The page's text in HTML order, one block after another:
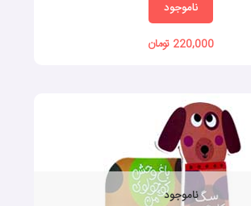
ناموجود
220,000 تومان
ناموجود